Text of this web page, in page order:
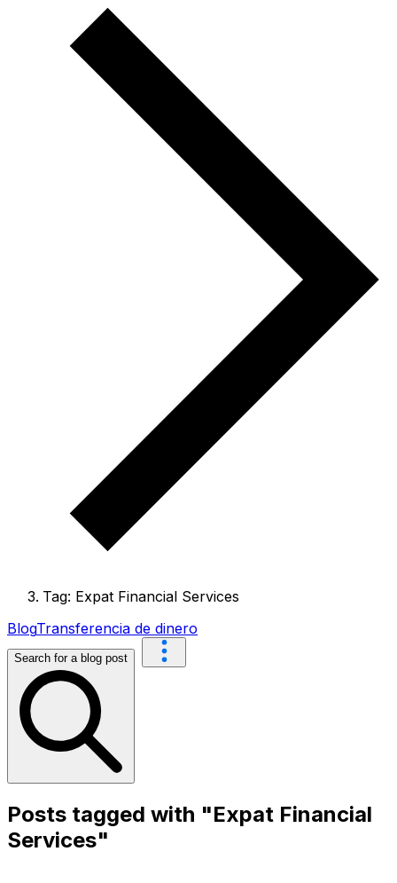
Tag: Expat Financial Services
BlogTransferencia de dinero
Search for a blog post
Posts tagged with "Expat Financial
Services"